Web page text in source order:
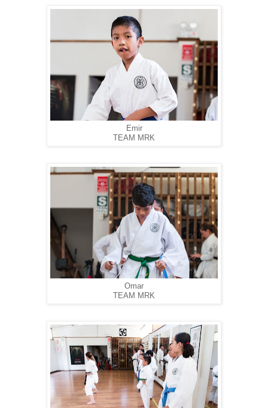
Emir
TEAM MRK
Omar
TEAM MRK